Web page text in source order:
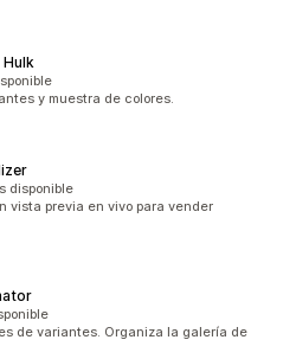
y muestra de colores.
disponible
vista previa en vivo para vender
de variantes. Organiza la galería de